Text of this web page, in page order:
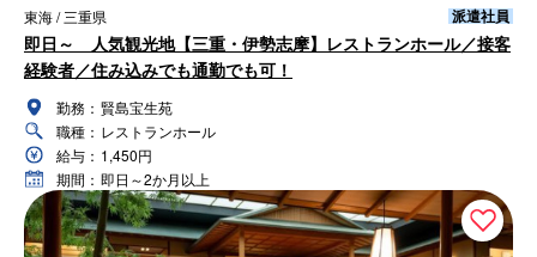
東海 / 三重県 派遣社員
即日～ 人気観光地【三重・伊勢志摩】レストランホール／接客
経験者／住み込みでも通勤でも可！
勤務： 賢島宝生苑
職種： レストランホール
給与： 1,450円
期間： 即日～2か月以上